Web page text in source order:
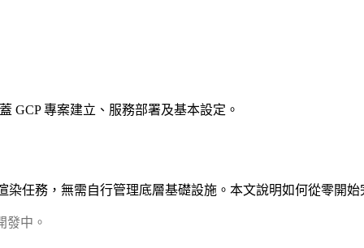
GCP 專案建立、服務部署及基本設定。
染任務，無需自行管理底層基礎設施。本文說明如何從零開始
發中。